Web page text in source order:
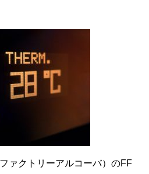
ァクトリーアルコーバ）のFF